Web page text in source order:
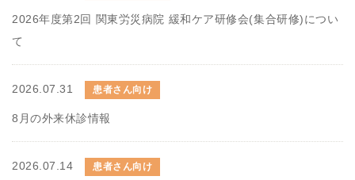
2026年度第2回 関東労災病院 緩和ケア研修会(集合研修)につい
て
2026.07.31 患者さん向け
8月の外来休診情報
2026.07.14 患者さん向け